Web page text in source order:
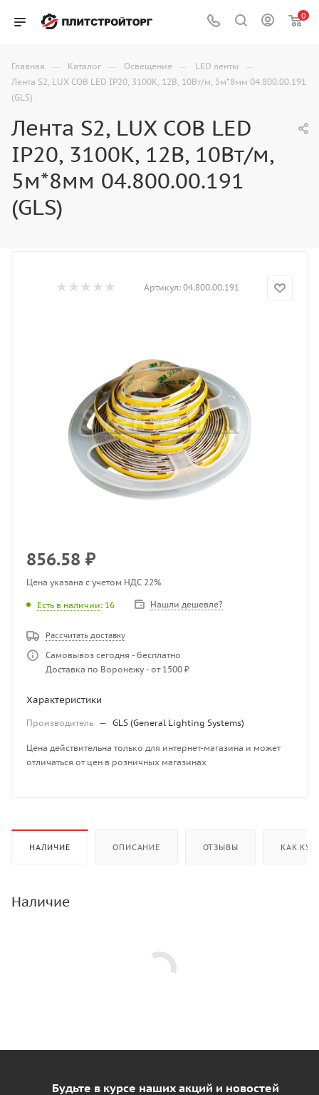
0
Главная — Каталог — Освещение — LED ленты —
Лента S2, LUX COB LED IP20, 3100К, 12В, 10Вт/м, 5м*8мм 04.800.00.191
(GLS)
Лента S2, LUX COB LED
IP20, 3100К, 12В, 10Вт/м,
5м*8мм 04.800.00.191
(GLS)
Артикул: 04.800.00.191
856.58 ₽
Цена указана с учетом НДС 22%
Есть в наличии: 16 Нашли дешевле?
Рассчитать доставку
Самовывоз сегодня - бесплатно
Доставка по Воронежу - от 1500 ₽
Характеристики
Производитель — GLS (General Lighting Systems)
Цена действительна только для интернет-магазина и может
отличаться от цен в розничных магазинах
НАЛИЧИЕ ОПИСАНИЕ ОТЗЫВЫ КАК
Наличие
Будьте в курсе наших акций и новостей